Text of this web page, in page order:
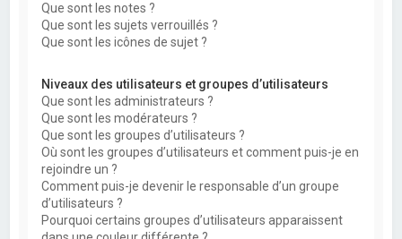
Que sont les notes ?
Que sont les sujets verrouillés ?
Que sont les icônes de sujet ?
Niveaux des utilisateurs et groupes d’utilisateurs
Que sont les administrateurs ?
Que sont les modérateurs ?
Que sont les groupes d’utilisateurs ?
Où sont les groupes d’utilisateurs et comment puis-je en
rejoindre un ?
Comment puis-je devenir le responsable d’un groupe
d’utilisateurs ?
Pourquoi certains groupes d’utilisateurs apparaissent